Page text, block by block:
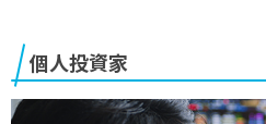
個人投資家